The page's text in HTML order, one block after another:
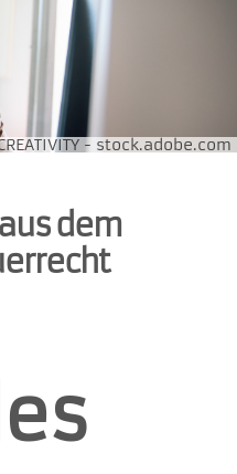
Ab 2027
Grenzen
im Job ist gestiegen
- stock.adobe.com
dem